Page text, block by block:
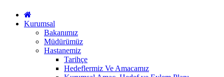
Kurumsal
Bakanımız
Müdürümüz
Hastanemiz
Tarihçe
Hedeflermiz Ve Amacamız